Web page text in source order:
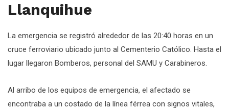
Llanquihue
La emergencia se registró alrededor de las 20:40 horas en un
cruce ferroviario ubicado junto al Cementerio Católico. Hasta el
lugar llegaron Bomberos, personal del SAMU y Carabineros.
Al arribo de los equipos de emergencia, el afectado se
encontraba a un costado de la línea férrea con signos vitales,